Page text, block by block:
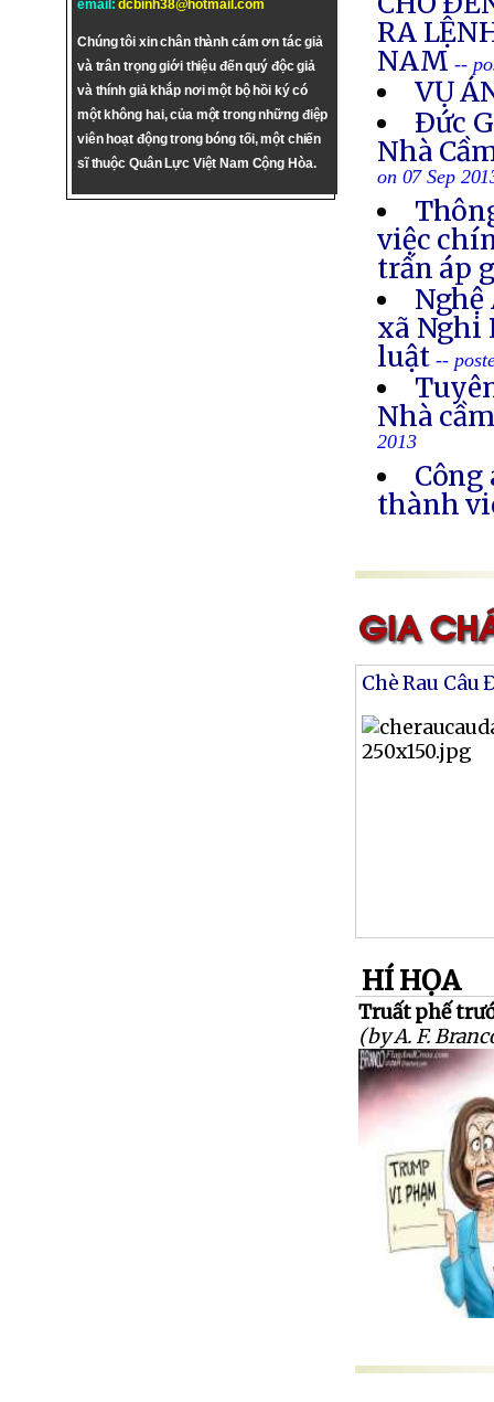
email:dcbinh38@hotmail.com
Chúng tôi xin chân thành cám ơn tác giả
và trân trọng giới thiệu đến quý độc giả
và thính giả khắp nơi một bộ hồi ký có
một không hai, của một trong những điệp
viên hoạt động trong bóng tối, một chiến
sĩ thuộc Quân Lực Việt Nam Cộng Hòa.
RA
NAM--
VỤ
Ðức
Nhà
on 07 Sep
việc
trấn áp
Nghệ
xã Nghi
luật--
Nhà
2013
thành
Chè Rau Câu
HÍ HỌA
Truất phế
(by A. F.